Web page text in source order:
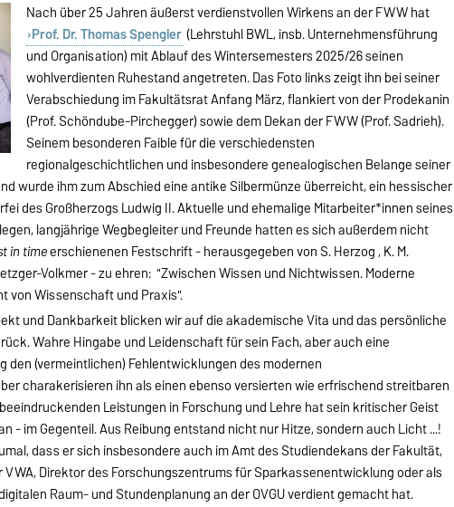
Nach über 25 Jahren äußerst verdienstvollen Wirkens an der FWW hat
Prof. Dr. Thomas Spengler (Lehrstuhl BWL, insb. Unternehmensführung
und Organisation) mit Ablauf des Wintersemesters 2025/26 seinen
wohlverdienten Ruhestand angetreten. Das Foto links zeigt ihn bei seiner
Verabschiedung im Fakultätsrat Anfang März, flankiert von der Prodekanin
(Prof. Schöndube-Pirchegger) sowie dem Dekan der FWW (Prof. Sadrieh).
Seinem besonderen Faible für die verschiedensten
regionalgeschichtlichen und insbesondere genealogischen Belange seiner
wurde ihm zum Abschied eine antike Silbermünze überreicht, ein hessischer
des Großherzogs Ludwig II. Aktuelle und ehemalige Mitarbeiter*innen seines
langjährige Wegbegleiter und Freunde hatten es sich außerdem nicht
in timeerschienenen Festschrift - herausgegeben von S. Herzog , K. M.
Volkmer - zu ehren: "Zwischen Wissen und Nichtwissen. Moderne
von Wissenschaft und Praxis".
und Dankbarkeit blicken wir auf die akademische Vita und das persönliche
Wahre Hingabe und Leidenschaft für sein Fach, aber auch eine
den (vermeintlichen) Fehlentwicklungen des modernen
charakerisieren ihn als einen ebenso versierten wie erfrischend streitbaren
Leistungen in Forschung und Lehre hat sein kritischer Geist
- im Gegenteil. Aus Reibung entstand nicht nur Hitze, sondern auch Licht ...!
dass er sich insbesondere auch im Amt des Studiendekans der Fakultät,
Direktor des Forschungszentrums für Sparkassenentwicklung oder als
Raum- und Stundenplanung an der OVGU verdient gemacht hat.